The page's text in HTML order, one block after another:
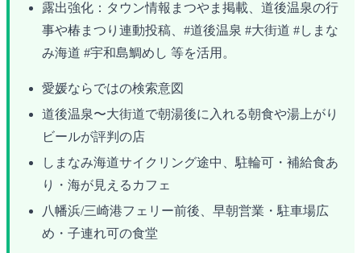
露出強化：タウン情報まつやま掲載、道後温泉の行
事や椿まつり連動投稿、#道後温泉 #大街道 #しまな
み海道 #宇和島鯛めし 等を活用。
愛媛ならではの検索意図
道後温泉〜大街道で朝湯後に入れる朝食や湯上がり
ビールが評判の店
しまなみ海道サイクリング途中、駐輪可・補給食あ
り・海が見えるカフェ
八幡浜/三崎港フェリー前後、早朝営業・駐車場広
め・子連れ可の食堂